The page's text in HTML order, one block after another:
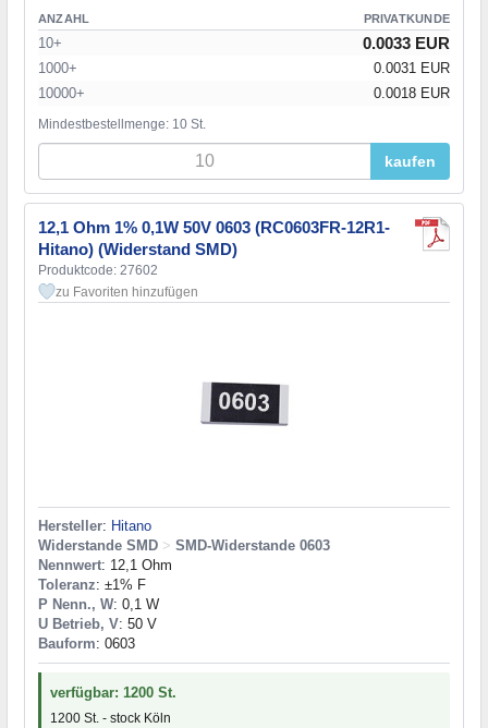
ANZAHL PRIVATKUNDE
10+ 0.0033 EUR
1000+
0.0031 EUR
10000+
0.0018 EUR
Mindestbestellmenge: 10 St.
kaufen
12,1 Ohm 1% 0,1W 50V 0603 (RC0603FR-12R1-
Hitano) (Widerstand SMD)
Produktcode: 27602
zu Favoriten hinzufügen
Hersteller: Hitano
Widerstande SMD > SMD-Widerstande 0603
Nennwert: 12,1 Ohm
Toleranz: ±1% F
P Nenn., W: 0,1 W
U Betrieb, V: 50 V
Bauform: 0603
verfügbar: 1200 St.
1200 St. - stock Köln